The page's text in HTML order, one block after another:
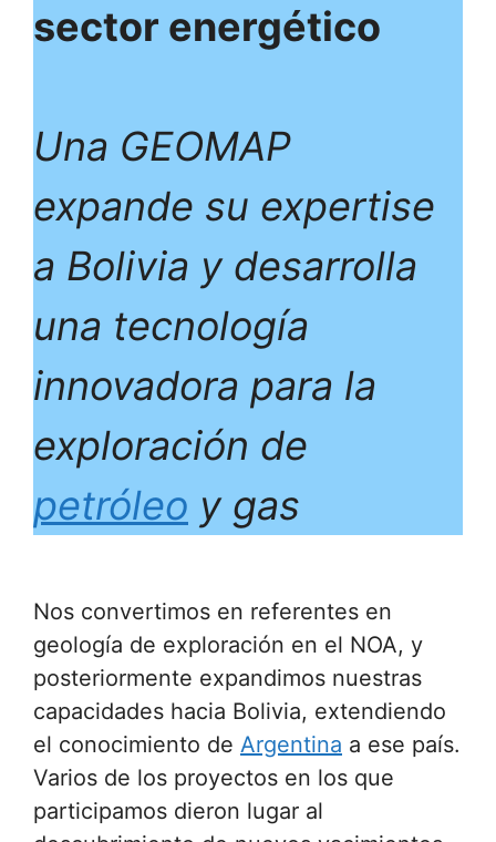
sector energético
Una GEOMAP
expande su expertise
a Bolivia y desarrolla
una tecnología
innovadora para la
exploración de
petróleo y gas
Nos convertimos en referentes en
geología de exploración en el NOA, y
posteriormente expandimos nuestras
capacidades hacia Bolivia, extendiendo
el conocimiento de Argentina a ese país.
Varios de los proyectos en los que
participamos dieron lugar al